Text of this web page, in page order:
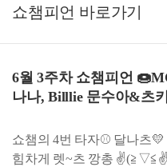
쇼챔피언
6월 3주차 쇼챔피언
나나, Billlie 문수아&츠
쇼챔의 4번 타자⚾ 달나츠💛
힘차게 렛~츠 깡총